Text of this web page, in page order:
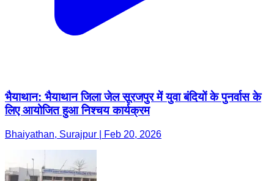
भैयाथान: भैयाथान जिला जेल सूरजपुर में युवा बंदियों के पुनर्वास के
लिए आयोजित हुआ निश्चय कार्यक्रम
Bhaiyathan, Surajpur | Feb 20, 2026